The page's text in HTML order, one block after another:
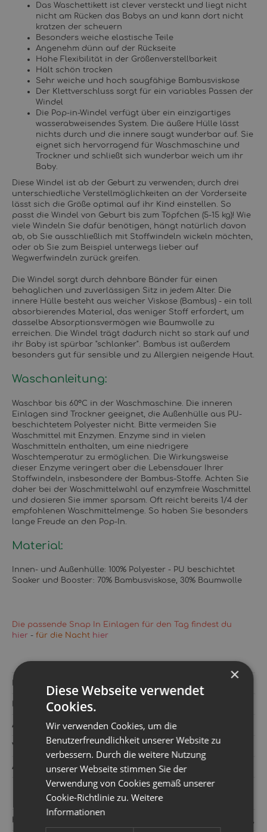
Das Waschettikett ist clever versteckt und liegt nicht
nicht am Rücken das Babys an und kann dort nicht
kratzen der scheuern
Besonders weiche elastische Teile
Angenehm dünn auf der Rückseite
Hohe Flexibilität in der Größenverstellbarkeit
Hält schön trocken
Sehr weiche und hoch saugfähige Bambusviskose
Der Klettverschluss sorgt für ein variables Passen der
Windel
Die Pop-in-Windel verfügt über ein einzigartiges
wasserabweisendes System. Die äußere Hülle lässt
nichts durch und die innere saugt wunderbar auf. Sie
eignet sich hervorragend für Waschmaschine und
Trockner und schließt sich wunderbar weich um ihr
Baby.
Diese Windel ist ab der Geburt zu verwenden; durch drei
unterschiedliche Verstellmöglichkeiten an der Vorderseite
lässt sich die Größe optimal auf ihr Kind einstellen. So
passt die Windel von Geburt bis zum Töpfchen (5-15 kg)! Wie
viele Windeln Sie dafür benötigen, hängt natürlich davon
ab, ob Sie ausschließlich mit Stoffwindeln wickeln möchten,
oder ob Sie zum Beispiel unterwegs lieber auf
Wegwerfwindeln zurück greifen.
Die Windel sorgt durch dehnbare Bänder für einen
behaglichen und zuverlässigen Sitz in jedem Alter. Die
innere Hülle besteht aus weicher Viskose (Bambus) - ein toll
absorbierendes Material, das weniger Stoff erfordert, um
dasselbe Absorptionsvermögen wie Baumwolle zu
erreichen. Die Windel trägt dadurch nicht so stark auf und
ihr Baby ist spürbar "schlanker". Bambus ist außerdem
besonders gut für sensible und zu Allergien neigende Haut.
Waschanleitung:
Waschbar bis 60°C in der Waschmaschine. Die inneren
Einlagen sind Trockner geeignet, die Außenhülle aus PU-
beschichtetem Polyester nicht. Bitte vermeiden Sie
Waschmittel mit Enzymen. Enzyme sind in vielen
Waschmitteln enthalten, um eine niedrigere
Waschtemperatur zu ermöglichen. Die Wirkungsweise
dieser Enzyme veringert aber die Lebensdauer Ihrer
Stoffwindeln, insbesondere der Bambus-Stoffe. Achten Sie
daher bei der Waschmittelwahl auf enzymfreie Waschmittel
und dosieren Sie immer sparsam. Oft reicht bereits 1/4 der
empfohlenen Waschmittelmenge. So haben Sie besonders
lange Freude an den Pop-In.
Material:
Innen- und Außenhülle: 100% Polyester - PU beschichtet
Soaker und Booster: 70% Bambusviskose, 30% Baumwolle
Die passende Snap In Einlagen für den Tag findest du
hier - für die Nacht hier
Kategorie:
Artikelnummer: 750726
Versandgewicht‍: 0,19 kg
Artikelgewicht‍: 0,19 kg
×
Diese Webseite verwendet
Cookies.
Wir verwenden Cookies, um die
Benutzerfreundlichkeit unserer Website zu
verbessern. Durch die weitere Nutzung
unserer Webseite stimmen Sie der
Verwendung von Cookies gemäß unserer
Cookie-Richtlinie zu.Weitere
Informationen